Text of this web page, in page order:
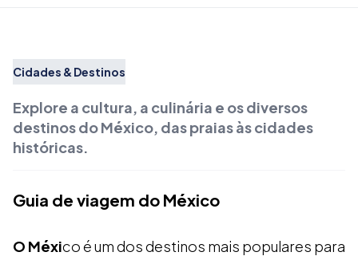
Cidades & Destinos
Explore a cultura, a culinária e os diversos
destinos do México, das praias às cidades
históricas.
Guia de viagem do México
O México é um dos destinos mais populares para